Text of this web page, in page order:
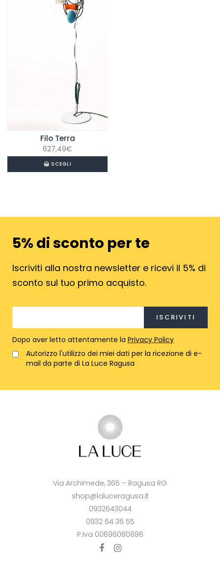
Filo Terra
627,49€
SCEGLI
5% di sconto per te
Iscriviti alla nostra newsletter e ricevi il 5% di
sconto sul tuo primo acquisto.
Dopo aver letto attentamente la Privacy Policy
Autorizzo l'utilizzo dei miei dati per la ricezione di e-
mail da parte di La Luce Ragusa
Via Archimede, 365 – Ragusa RG
shop@laluceragusa.it
0932643044
0932 64 36 55
P.Iva 00696080886